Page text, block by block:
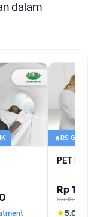
dalam
RS Gading
PET Scan
Rp
Rp
★5.0